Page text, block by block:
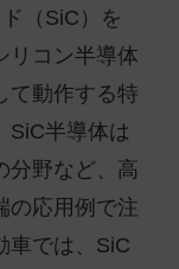
（SiC）を
リコン半導体
て動作する特
SiC半導体は
分野など、高
の応用例で注
車では、SiC